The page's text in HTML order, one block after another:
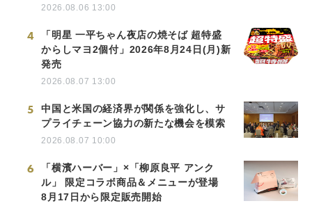
2026.08.06 13:00
4
「明星 一平ちゃん夜店の焼そば 超特盛
からしマヨ2個付」2026年8月24日(月)新
発売
2026.08.07 13:00
5
中国と米国の経済界が関係を強化し、サ
プライチェーン協力の新たな機会を模索
2026.08.07 10:00
6
「横濱ハーバー」×「柳原良平 アンク
ル」 限定コラボ商品＆メニューが登場
8月17日から限定販売開始